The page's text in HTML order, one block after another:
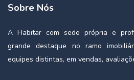
Sobre Nós
A Habitar com sede própria e
grande destaque no ramo
equipes distintas, em vendas,